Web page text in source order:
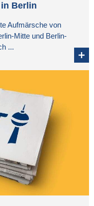
Berlin
Aufmärsche von
Mitte und Berlin-
...